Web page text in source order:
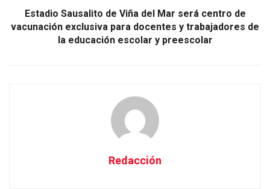
Estadio Sausalito de Viña del Mar será centro de
vacunación exclusiva para docentes y trabajadores de
la educación escolar y preescolar
Redacción